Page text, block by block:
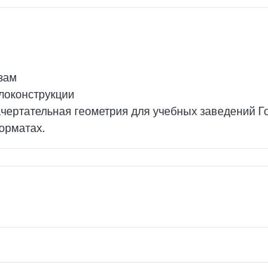
геометрия для учебных заведений